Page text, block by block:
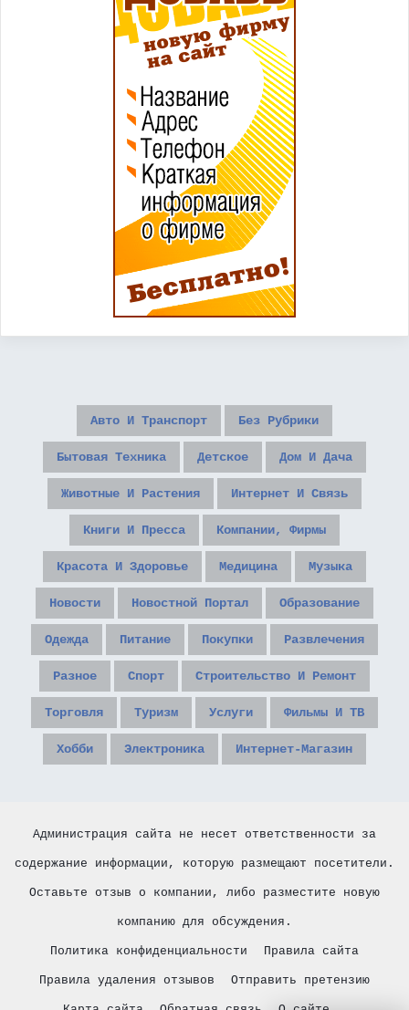
Авто И Транспорт Без Рубрики
Бытовая Техника Детское Дом И Дача
Животные И Растения Интернет И Связь
Книги И Пресса Компании, Фирмы
Красота И Здоровье Медицина Музыка
Новости Новостной Портал Образование
Одежда Питание Покупки Развлечения
Разное Спорт Строительство И Ремонт
Торговля Туризм Услуги Фильмы И ТВ
Хобби Электроника Интернет-Магазин
Администрация сайта не несет ответственности за
содержание информации, которую размещают посетители.
Оставьте отзыв о компании, либо разместите новую
компанию для обсуждения.
Политика конфиденциальности Правила сайта
Правила удаления отзывов Отправить претензию